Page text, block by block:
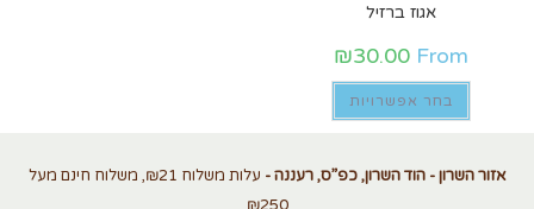
אגוז ברזיל
From
₪30.00
בחר אפשרויות
אזור השרון - הוד השרון, כפ”ס, רעננה -
עלות משלוח ₪21, משלוח חינם מעל
₪250